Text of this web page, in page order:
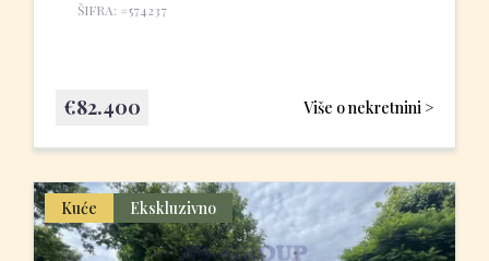
ŠIFRA: #574237
Više o nekretnini >
€82.400
Kuće Ekskluzivno